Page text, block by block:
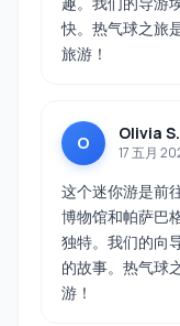
快。热气球之旅
旅游！
O Olivia S.
17 五月
这个迷你游是前
博物馆和帕萨巴
独特。我们的向
的故事。热气球
游！